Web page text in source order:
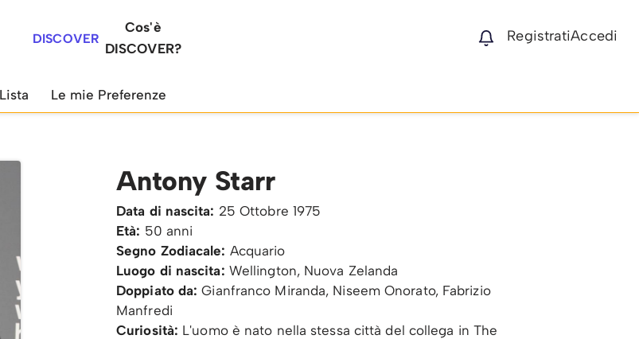
DISCOVER
Cos'è
DISCOVER?
RegistratiAccedi
Le mie Preferenze
Antony Starr
Data di nascita: 25 Ottobre 1975
Età: 50 anni
Segno Zodiacale: Acquario
Luogo di nascita: Wellington, Nuova Zelanda
Doppiato da:Gianfranco Miranda, Niseem Onorato, Fabrizio
Manfredi
Curiosità: L'uomo è nato nella stessa città del collega in The